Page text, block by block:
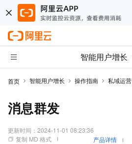
智能用户增长
首页 智能用户增长 操作指南 私域运营
消息群发
更新时间： 2024-11-01 08:23:36
复制 MD 格式
产品详情